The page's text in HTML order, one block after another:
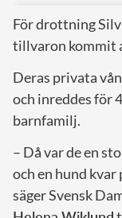
För drottning
tillvaron kommit
Deras privata
och inreddes för
barnfamilj.
– Då var de en
och en hund
säger Svensk